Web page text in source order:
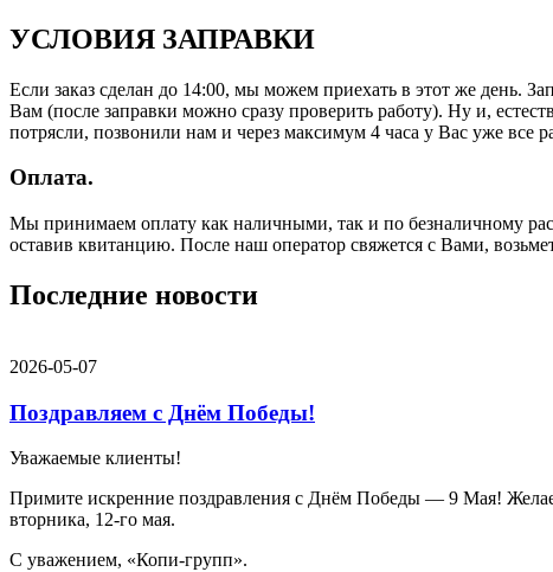
УСЛОВИЯ ЗАПРАВКИ
Если заказ сделан до 14:00, мы можем приехать в этот же день.
Вам (после заправки можно сразу проверить работу). Ну и,
потрясли, позвонили нам и через максимум 4 часа у Вас уже все
Оплата.
Мы принимаем оплату как наличными, так и по безналичному
оставив квитанцию. После наш оператор свяжется с Вами,
Последние новости
2026-05-07
Поздравляем с Днём Победы!
Уважаемые клиенты!
Примите искренние поздравления с Днём Победы — 9 Мая!
вторника, 12-го мая.
С уважением, «Копи-групп».